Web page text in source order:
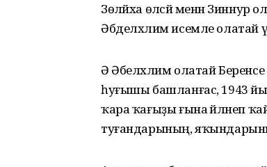
Зөләйха өләсәй менән
Әбделхәлим исемле олатай үҙ
Ә Әбелхәлим олатай
һуғышы башланғас, 1943
ҡара ҡағыҙы ғына әйләнеп
туғандарының,